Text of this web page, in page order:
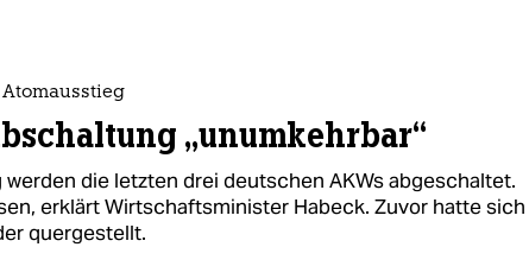
„unumkehrbar“
werden die letzten drei deutschen AKWs abgeschaltet.
erklärt Wirtschaftsminister Habeck. Zuvor hatte sich
quergestellt.